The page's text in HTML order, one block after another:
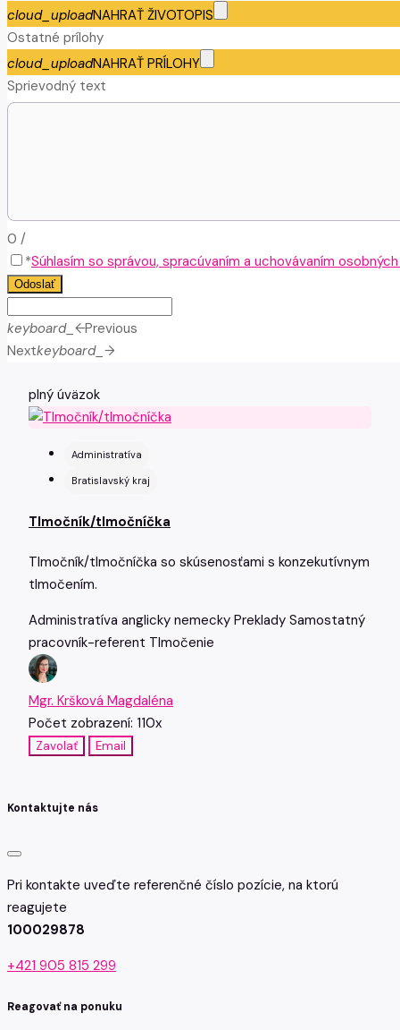
cloud_uploadNAHRAŤ ŽIVOTOPIS
Ostatné prílohy
cloud_uploadNAHRAŤ PRÍLOHY
Sprievodný text
0 /
*Súhlasím so správou, spracúvaním a uchovávaním
Odoslať
keyboard_arrow_leftPrevious
Nextkeyboard_arrow_right
plný úväzok
Administratíva
Bratislavský kraj
Tlmočník/tlmočníčka
Tlmočník/tlmočníčka so skúsenosťami s konzekutívnym
tlmočením.
Administratíva anglicky nemecky Preklady Samostatný
pracovník-referent Tlmočenie
Mgr. Kršková Magdaléna
Počet zobrazení: 110x
Zavolať Email
Kontaktujte nás
Pri kontakte uveďte referenčné číslo pozície, na ktorú
reagujete
100029878
+421 905 815 299
Reagovať na ponuku